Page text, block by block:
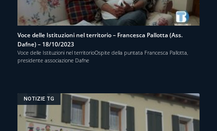
Voce delle Istituzioni nel territorio – Francesca Pallotta (Ass.
Dafne) – 18/10/2023
Voce delle Istituzioni nel territorioOspite della puntata Francesca Pallotta,
presidente associazione Dafne
NOTIZIE TG